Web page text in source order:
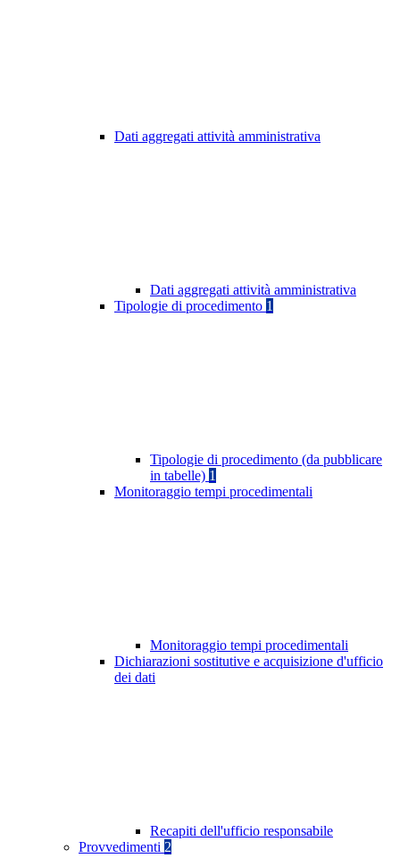
Dati aggregati attività amministrativa
Dati aggregati attività amministrativa
Tipologie di procedimento 1
Tipologie di procedimento (da pubblicare
in tabelle) 1
Monitoraggio tempi procedimentali
Monitoraggio tempi procedimentali
Dichiarazioni sostitutive e acquisizione d'ufficio
dei dati
Recapiti dell'ufficio responsabile
Provvedimenti 2